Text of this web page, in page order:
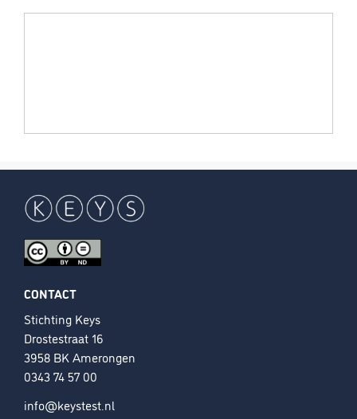
CONTACT
Stichting Keys
Drostestraat 16
3958 BK Amerongen
0343 74 57 00
info@keystest.nl